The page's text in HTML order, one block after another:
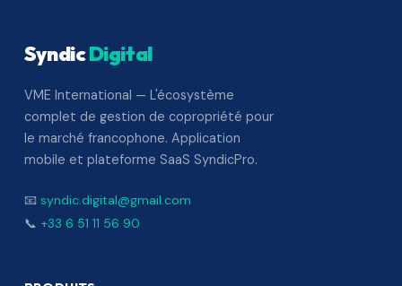
SyndicDigital
VME International — L'écosystème
complet de gestion de copropriété pour
le marché francophone. Application
mobile et plateforme SaaS SyndicPro.
📧 syndic.digital@gmail.com
📞 +33 6 51 11 56 90